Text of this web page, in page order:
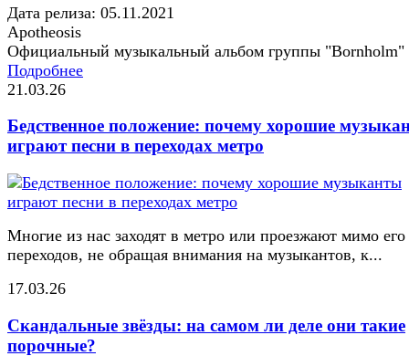
Дата релиза: 05.11.2021
Apotheosis
Официальный музыкальный альбом группы "Bornholm"
Подробнее
21.03.26
Бедственное положение: почему хорошие
играют песни в переходах метро
Многие из нас заходят в метро или проезжают мимо его
переходов, не обращая внимания на музыкантов, к...
17.03.26
Скандальные звёзды: на самом ли деле они такие
порочные?